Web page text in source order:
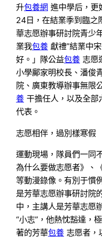
升包養網 進中學后，更
24日，在結業季到臨之
華志愿辦事研討院青少
業我包養 獻禮”結業中
好。」隊公益包養 志愿
小學鄺家明校長、潘俊
院、廣東教導辦事無限
養 干擔任人，以及全部
代表。
志愿相伴，過別樣寒假
運動現場，隊員們一同
為什么要做志愿者》、
等動漫錄像。有別于慣
是芳華志愿辦事研討院
中，主講人是芳華志
“小志”，他熱忱豁達，
著的芳華包養 志愿者，